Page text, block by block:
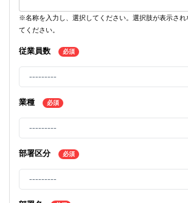
※名称を入力し、選択してください。選択肢が表示され
てください。
従業員数 必須
業種 必須
部署区分 必須